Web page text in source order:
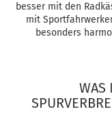
besser mit den
mit
besonders
WAS